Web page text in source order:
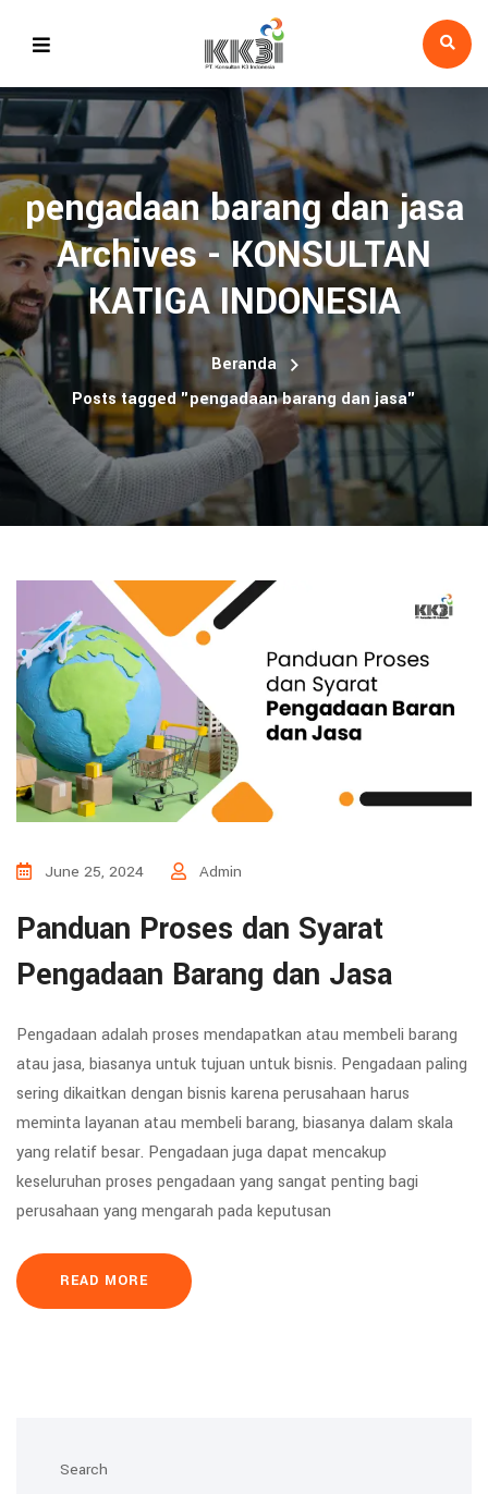
pengadaan barang dan jasa
Archives - KONSULTAN
KATIGA INDONESIA
Beranda
Posts tagged "pengadaan barang dan jasa"
June 25, 2024 Admin
Panduan Proses dan Syarat
Pengadaan Barang dan Jasa
Pengadaan adalah proses mendapatkan atau membeli barang
atau jasa, biasanya untuk tujuan untuk bisnis. Pengadaan paling
sering dikaitkan dengan bisnis karena perusahaan harus
meminta layanan atau membeli barang, biasanya dalam skala
yang relatif besar. Pengadaan juga dapat mencakup
keseluruhan proses pengadaan yang sangat penting bagi
perusahaan yang mengarah pada keputusan
READ MORE
Search